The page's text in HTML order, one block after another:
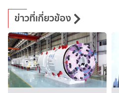
ข่าวที่เกี่ยวข้อง